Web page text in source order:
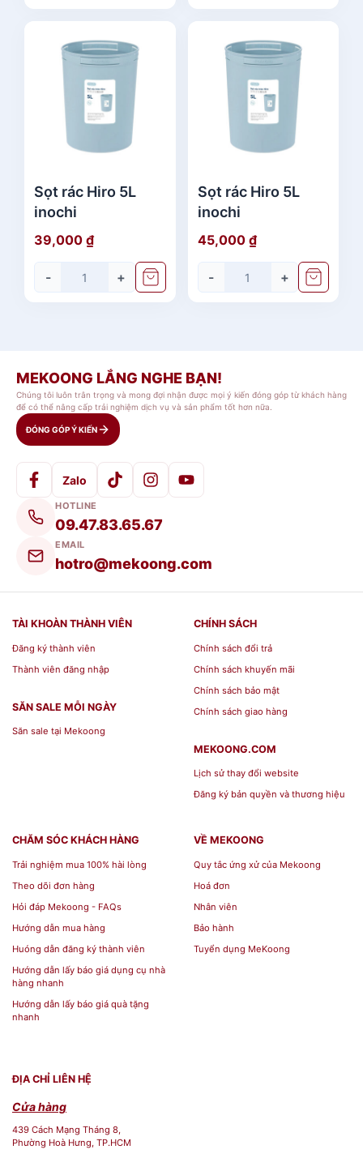
Sọt rác Hiro 5L
inochi
39,000 ₫
- +
Sọt rác Hiro 5L
inochi
45,000 ₫
- +
MEKOONG LẮNG NGHE BẠN!
Chúng tôi luôn trân trọng và mong đợi nhận được mọi ý kiến đóng góp từ khách hàng
để có thể nâng cấp trải nghiệm dịch vụ và sản phẩm tốt hơn nữa.
ĐÓNG GÓP Ý KIẾN
Zalo
HOTLINE
09.47.83.65.67
EMAIL
hotro@mekoong.com
TÀI KHOÀN THÀNH VIÊN
Đăng ký thành viên
Thành viên đăng nhập
SĂN SALE MỖI NGÀY
Săn sale tại Mekoong
CHÍNH SÁCH
Chính sách đổi trả
Chính sách khuyến mãi
Chính sách bảo mật
Chính sách giao hàng
MEKOONG.COM
Lịch sử thay đổi website
Đăng ký bản quyền và thương hiệu
CHĂM SÓC KHÁCH HÀNG
Trải nghiệm mua 100% hài lòng
Theo dõi đơn hàng
Hỏi đáp Mekoong - FAQs
Hướng dẫn mua hàng
Huóng dẫn đăng ký thành viên
Hướng dẫn lấy báo giá dụng cụ nhà
hàng nhanh
Hướng dẫn lấy báo giá quà tặng
nhanh
VỀ MEKOONG
Quy tắc ứng xử của Mekoong
Hoá đơn
Nhân viên
Bảo hành
Tuyển dụng MeKoong
ĐỊA CHỈ LIÊN HỆ
Cửa hàng
439 Cách Mạng Tháng 8,
Phường Hoà Hưng, TP.HCM